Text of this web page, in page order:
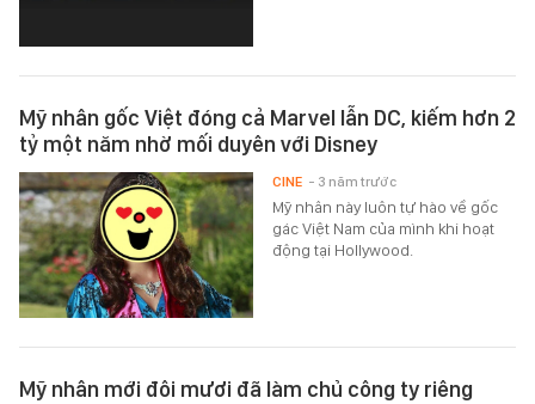
Mỹ nhân gốc Việt đóng cả Marvel lẫn DC, kiếm hơn 2
tỷ một năm nhờ mối duyên với Disney
Mỹ nhân này luôn tự hào về gốc
gác Việt Nam của mình khi hoạt
động tại Hollywood.
CINE - 3 năm trước
Mỹ nhân mới đôi mươi đã làm chủ công ty riêng